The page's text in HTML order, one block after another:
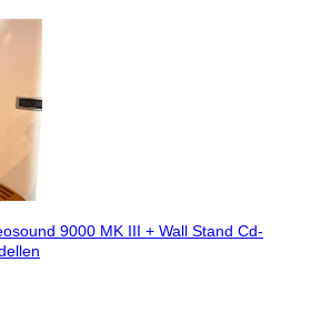
9000 MK III + Wall Stand Cd-